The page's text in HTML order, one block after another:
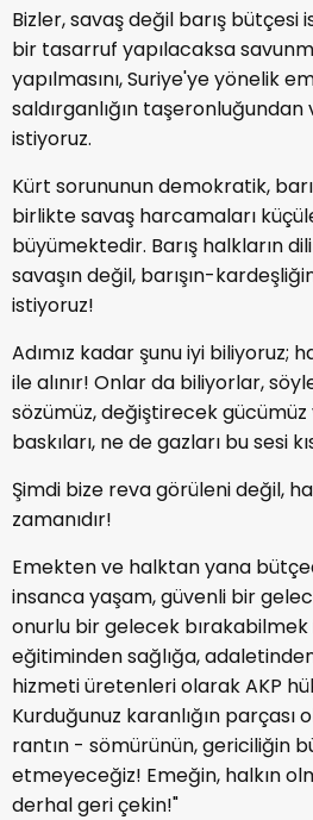
Bizler, savaş değil barış
bir tasarruf yapılacaksa
yapılmasını, Suriye'ye yönelik
saldırganlığın
istiyoruz.
Kürt sorununun demokratik,
birlikte savaş harcamaları
büyümektedir. Barış halkların
savaşın değil, barışın-
istiyoruz!
Adımız kadar şunu iyi biliyoruz;
ile alınır! Onlar da biliyorlar,
sözümüz, değiştirecek
baskıları, ne de gazları bu sesi
Şimdi bize reva görüleni değil,
zamanıdır!
Emekten ve halktan yana
insanca yaşam, güvenli bir
onurlu bir gelecek bırakabilmek
eğitiminden sağlığa,
hizmeti üretenleri olarak AKP
Kurduğunuz karanlığın parçası
rantın - sömürünün, gericiliğin
etmeyeceğiz! Emeğin, halkın
derhal geri çekin!"